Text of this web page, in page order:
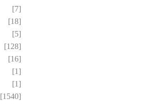
[7]
[18]
[5]
[128]
[16]
[1]
[1]
[1540]